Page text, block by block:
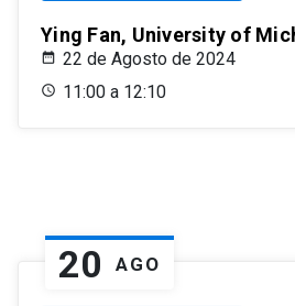
Ying Fan, University of
22 de Agosto de 2024
11:00 a 12:10
20 AGO